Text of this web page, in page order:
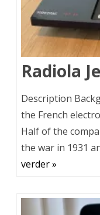
Radiola
Description
the French
Half of the
the war in 1931
verder »